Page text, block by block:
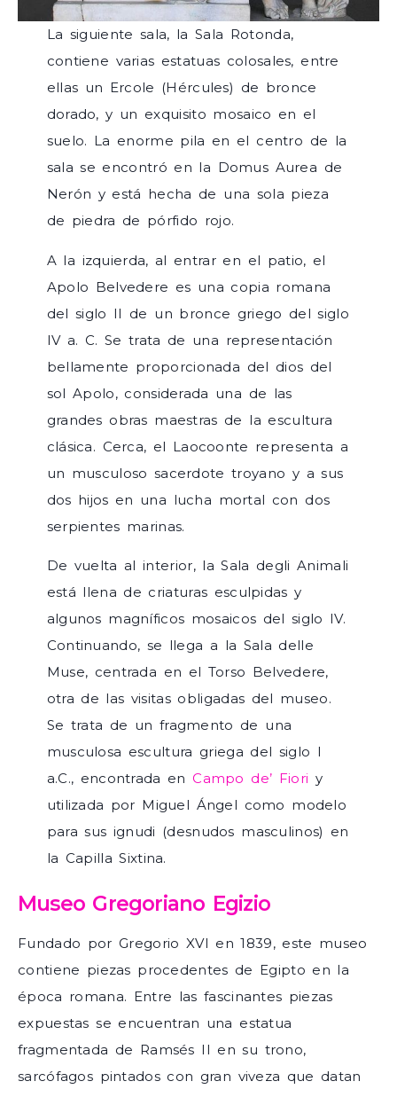
La siguiente sala, la Sala Rotonda,
contiene varias estatuas colosales, entre
ellas un Ercole (Hércules) de bronce
dorado, y un exquisito mosaico en el
suelo. La enorme pila en el centro de la
sala se encontró en la Domus Aurea de
Nerón y está hecha de una sola pieza
de piedra de pórfido rojo.
A la izquierda, al entrar en el patio, el
Apolo Belvedere es una copia romana
del siglo II de un bronce griego del siglo
IV a. C. Se trata de una representación
bellamente proporcionada del dios del
sol Apolo, considerada una de las
grandes obras maestras de la escultura
clásica. Cerca, el Laocoonte representa a
un musculoso sacerdote troyano y a sus
dos hijos en una lucha mortal con dos
serpientes marinas.
De vuelta al interior, la Sala degli Animali
está llena de criaturas esculpidas y
algunos magníficos mosaicos del siglo IV.
Continuando, se llega a la Sala delle
Muse, centrada en el Torso Belvedere,
otra de las visitas obligadas del museo.
Se trata de un fragmento de una
musculosa escultura griega del siglo I
a.C., encontrada enCampo de’ Fiori y
utilizada por Miguel Ángel como modelo
para sus ignudi (desnudos masculinos) en
la Capilla Sixtina.
Museo Gregoriano Egizio
Fundado por Gregorio XVI en 1839, este museo
contiene piezas procedentes de Egipto en la
época romana. Entre las fascinantes piezas
expuestas se encuentran una estatua
fragmentada de Ramsés II en su trono,
sarcófagos pintados con gran viveza que datan